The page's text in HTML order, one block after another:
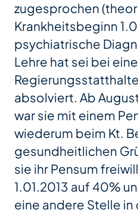
zugesprochen
Krankheitsbeginn
psychiatrische
Lehre hat sei bei
absolviert. Ab
war sie mit einem
wiederum beim Kt.
gesundheitlichen
sie ihr Pensum
1.01.2013 auf 40%
eine andere Stelle in